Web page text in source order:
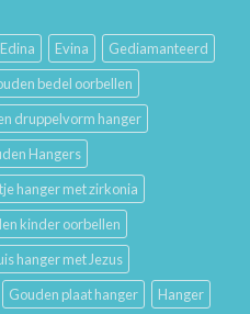
Edina Evina
Gediamanteerd
bedel oorbellen
druppelvorm hanger
Hangers
hanger met zirkonia
kinder oorbellen
hanger met Jezus
Gouden plaat hanger
Hanger